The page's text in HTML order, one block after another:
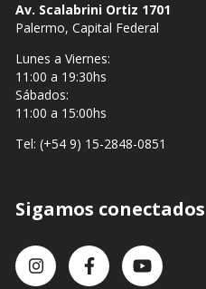
Av. Scalabrini Ortiz 1701
Palermo, Capital Federal
Lunes a Viernes:
11:00 a 19:30hs
Sábados:
11:00 a 15:00hs
Tel: (+54 9) 15-2848-0851
Sigamos conectados